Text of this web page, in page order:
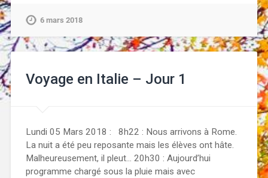
6 mars 2018
Voyage en Italie – Jour 1
Lundi 05 Mars 2018 : 8h22 : Nous arrivons à Rome.
La nuit a été peu reposante mais les élèves ont hâte.
Malheureusement, il pleut… 20h30 : Aujourd’hui
programme chargé sous la pluie mais avec